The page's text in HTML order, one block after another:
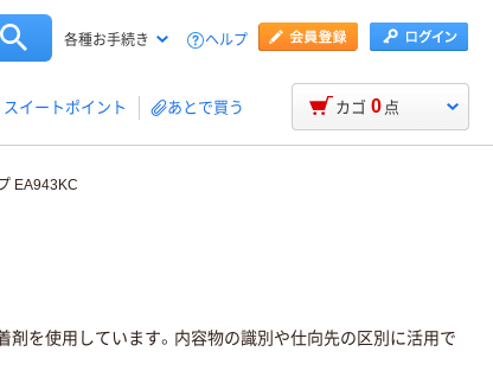
各種お手続き ヘルプ
スイートポイント あとで買う カゴ 0 点
EA943KC
を使用しています。内容物の識別や仕向先の区別に活用で